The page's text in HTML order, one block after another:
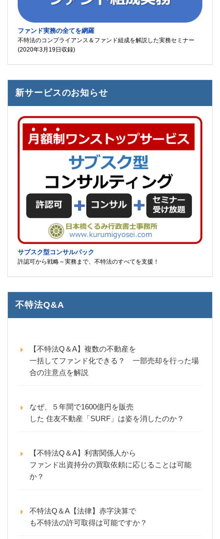
ファンド実務の全てを網羅
不特法のコンプライアンス＆ファンド組成を解説した実務セミナー
(2020年3月19日収録)
新サービスのお知らせ
サブスク型コンサルパック
許認可から戦略～実務まで、不特法のすべてを支援！
不特法Q&A
【不特法Q＆A】複数の不動産を
一括してファンド化できる？ 一部売却を行った場
合の注意点を解説
なぜ、５年間で1600億円を販売
した 住友不動産「SURF」は姿を消したのか？
【不特法Q＆A】利害関係人から
ファンド出資持分の買取依頼に応じることは可能
か？
不特法Q＆A【法律】赤字決算で
も不特法の許可取得は可能ですか？